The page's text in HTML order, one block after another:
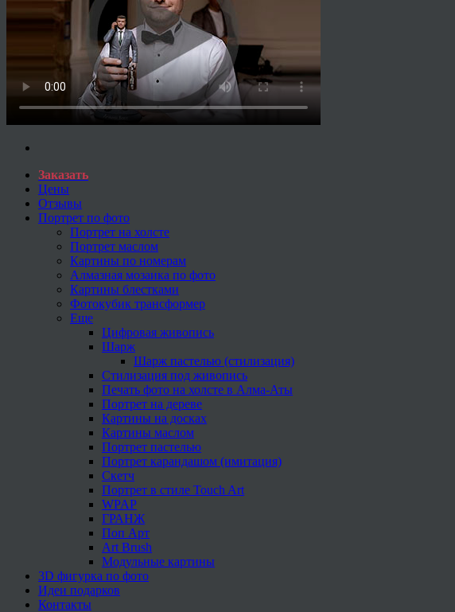
Заказать
Цены
Отзывы
Портрет по фото
Портрет на холсте
Портрет маслом
Картины по номерам
Алмазная мозаика по фото
Картины блестками
Фотокубик трансформер
Еще
Цифровая живопись
Шарж
Шарж пастелью (стилизация)
Стилизация под живопись
Печать фото на холсте в Алма-Аты
Портрет на дереве
Картины на досках
Картины маслом
Портрет пастелью
Портрет карандашом (имитация)
Скетч
Портрет в стиле Touch Art
WPAP
ГРАНЖ
Поп Арт
Art Brush
Модульные картины
3D фигурка по фото
Идеи подарков
Контакты